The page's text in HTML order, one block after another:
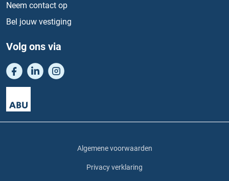
Neem contact op
Bel jouw vestiging
Volg ons via
Algemene voorwaarden
Privacy verklaring